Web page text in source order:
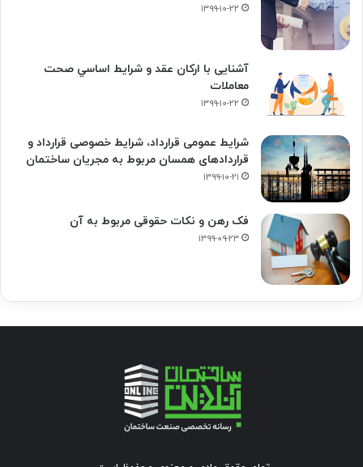
۱۳۹۹-۱۰-۲۲
آشنایی با ارکان عقد و شرايط اساسي صحت
معاملات
۱۳۹۹-۱۰-۲۲
شرایط عمومی قرارداد، شرایط خصوصی قرارداد و
قراردادهای همسان مربوط به مجریان ساختمان
۱۳۹۹-۱۰-۲۱
فک‌ رهن و نکات حقوقی مربوط به آن
۱۳۹۹-۰۹-۲۳